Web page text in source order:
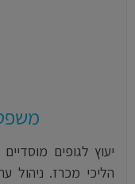
יעוץ לגופים
הליכי מכרז. ניהול